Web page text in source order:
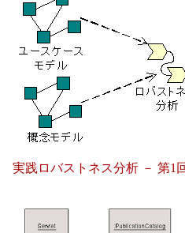
実践ロバストネス分析 － 第1